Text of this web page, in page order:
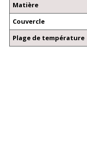
Matière
Couvercle
Plage de température